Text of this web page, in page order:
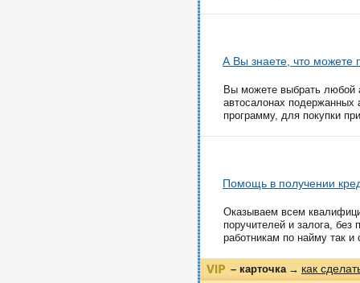
А Вы знаете, что можете
Вы можете выбрать любой
автосалонах
программу, для покупки
Помощь в получении
Оказываем всем
поручителей и залога,
работникам по найму так и
– карточка → как